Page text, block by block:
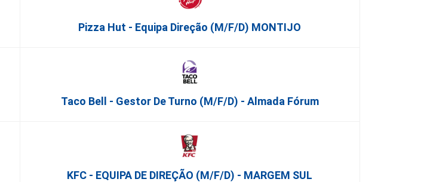
Pizza Hut - Equipa Direção (m/f/d) MONTIJO
Taco Bell - Gestor De Turno (m/f/d) - Almada Fórum
KFC - EQUIPA DE DIREÇÃO (m/f/d) - MARGEM SUL